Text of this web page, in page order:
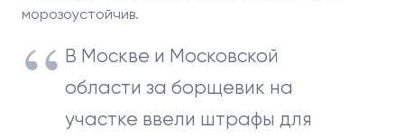
морозоустойчив.
В Москве и Московской
области за борщевик на
участке ввели штрафы для